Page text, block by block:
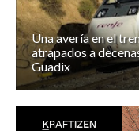
Una avería en el
atrapados a
Guadix